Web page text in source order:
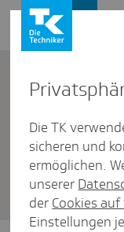
Was
der A1-
Firmenkunden /
Die TK
sicheren und
ermöglichen.
unserer
der Cookies
Einstellungen